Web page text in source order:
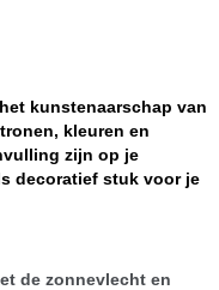
kunstenaarschap van
kleuren en
zijn op je
decoratief stuk voor je
de zonnevlecht en